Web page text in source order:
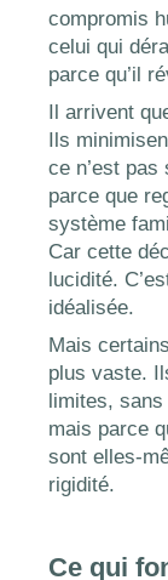
compromis
celui qui
parce qu’il
Il arrivent
Ils
ce n’est
parce que
système
Car cette
lucidité.
idéalisée.
Mais
plus vaste.
limites, sans
mais parce
sont elles-
rigidité.
Ce qui